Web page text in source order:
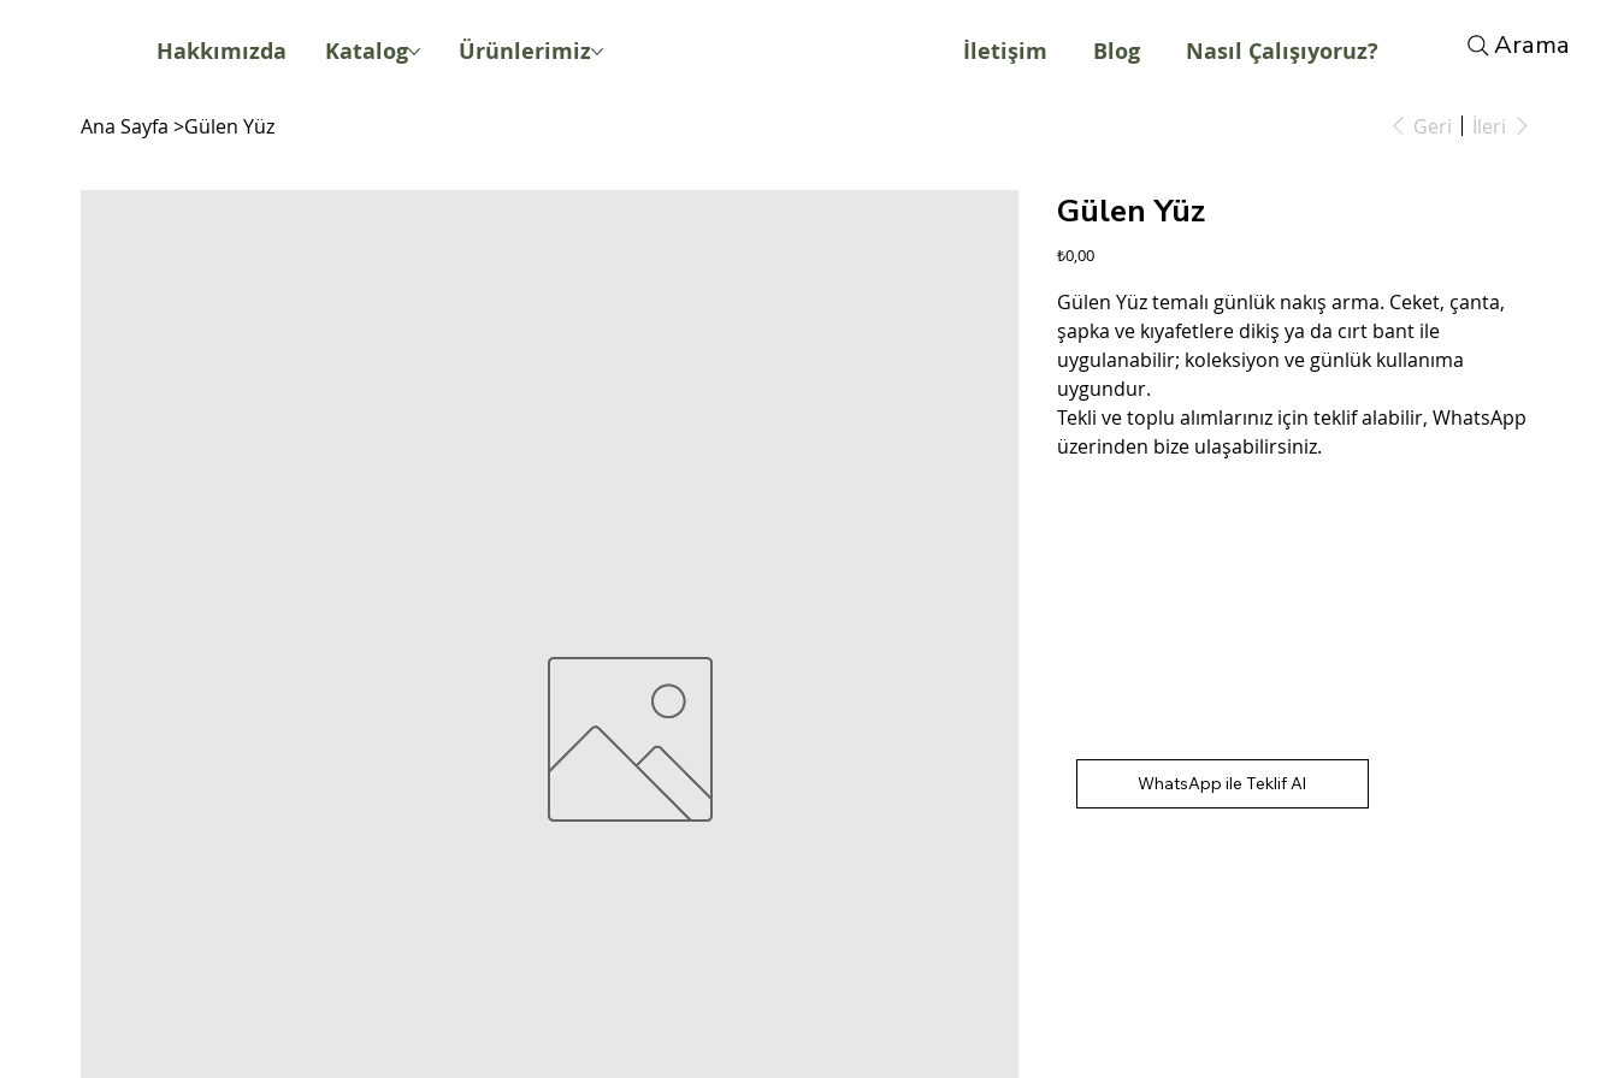
Hakkımızda Katalog Ürünlerimiz İletişim Blog Nasıl Çalışıyoruz? Arama
Ana Sayfa >Gülen Yüz Geri İleri
Gülen Yüz
Fiyat
₺0,00
Gülen Yüz temalı günlük nakış arma. Ceket, çanta,
şapka ve kıyafetlere dikiş ya da cırt bant ile
uygulanabilir; koleksiyon ve günlük kullanıma
uygundur.
Tekli ve toplu alımlarınız için teklif alabilir, WhatsApp
üzerinden bize ulaşabilirsiniz.
WhatsApp ile Teklif Al